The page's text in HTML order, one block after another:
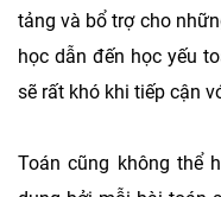
tảng và bổ trợ cho
học dẫn đến học yếu
sẽ rất khó khi tiếp cận
Toán cũng không thể